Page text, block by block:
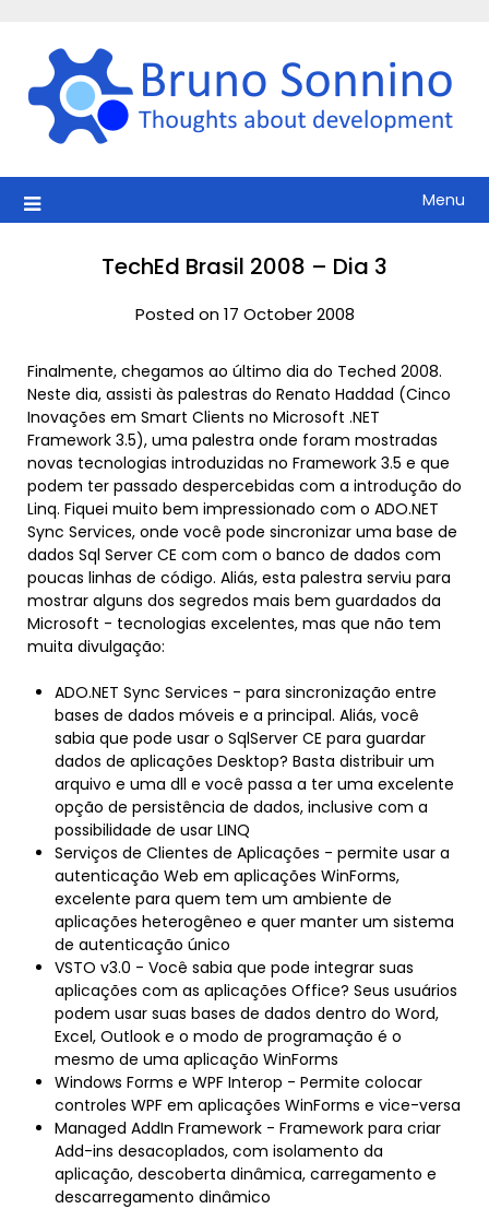
content
Menu
TechEd Brasil 2008 – Dia 3
Posted on 17 October 2008
Finalmente, chegamos ao último dia do Teched 2008.
Neste dia, assisti às palestras do Renato Haddad (Cinco
Inovações em Smart Clients no Microsoft .NET
Framework 3.5), uma palestra onde foram mostradas
novas tecnologias introduzidas no Framework 3.5 e que
podem ter passado despercebidas com a introdução do
Linq. Fiquei muito bem impressionado com o ADO.NET
Sync Services, onde você pode sincronizar uma base de
dados Sql Server CE com com o banco de dados com
poucas linhas de código. Aliás, esta palestra serviu para
mostrar alguns dos segredos mais bem guardados da
Microsoft - tecnologias excelentes, mas que não tem
muita divulgação:
ADO.NET Sync Services - para sincronização entre
bases de dados móveis e a principal. Aliás, você
sabia que pode usar o SqlServer CE para guardar
dados de aplicações Desktop? Basta distribuir um
arquivo e uma dll e você passa a ter uma excelente
opção de persistência de dados, inclusive com a
possibilidade de usar LINQ
Serviços de Clientes de Aplicações - permite usar a
autenticação Web em aplicações WinForms,
excelente para quem tem um ambiente de
aplicações heterogêneo e quer manter um sistema
de autenticação único
VSTO v3.0 - Você sabia que pode integrar suas
aplicações com as aplicações Office? Seus usuários
podem usar suas bases de dados dentro do Word,
Excel, Outlook e o modo de programação é o
mesmo de uma aplicação WinForms
Windows Forms e WPF Interop - Permite colocar
controles WPF em aplicações WinForms e vice-versa
Managed AddIn Framework - Framework para criar
Add-ins desacoplados, com isolamento da
aplicação, descoberta dinâmica, carregamento e
descarregamento dinâmico